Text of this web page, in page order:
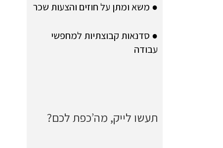
● משא ומתן על חוזים והצעות שכר
● סדנאות קבוצתיות למחפשי
עבודה
תעשו לייק, מה’כפת לכם?